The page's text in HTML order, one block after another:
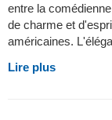
entre la
de charme et
américaines.
Lire plus